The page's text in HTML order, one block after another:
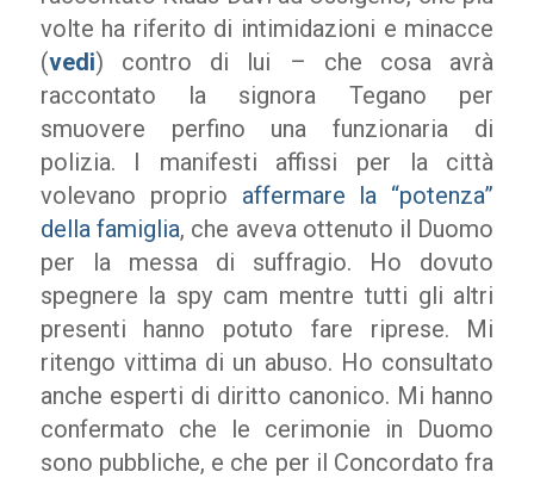
volte ha riferito di intimidazioni e minacce
(vedi) contro di lui – che cosa avrà
raccontato la signora Tegano per
smuovere perfino una funzionaria di
polizia. I manifesti affissi per la città
volevano proprio affermare la “potenza”
della famiglia, che aveva ottenuto il Duomo
per la messa di suffragio. Ho dovuto
spegnere la spy cam mentre tutti gli altri
presenti hanno potuto fare riprese. Mi
ritengo vittima di un abuso. Ho consultato
anche esperti di diritto canonico. Mi hanno
confermato che le cerimonie in Duomo
sono pubbliche, e che per il Concordato fra